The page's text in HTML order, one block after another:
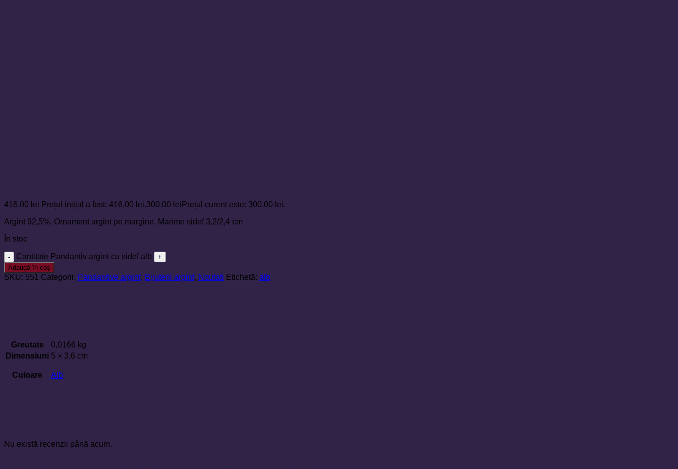
416,00lei Prețul inițial a fost: 416,00 lei.300,00 lei Prețul curent este: 300,00 lei.
Argint 92,5%. Ornament argint pe margine. Marime sidef 3,2/2,4 cm
În stoc
Cantitate Pandantiv argint cu sidef alb
Adaugă în coș
SKU: 551 Categorii: Pandantive argint, Bijuterii argint, Noutati Etichetă: alb
Greutate
0,0166 kg
Dimensiuni 5 × 3,6 cm
Culoare Alb
Nu există recenzii până acum.